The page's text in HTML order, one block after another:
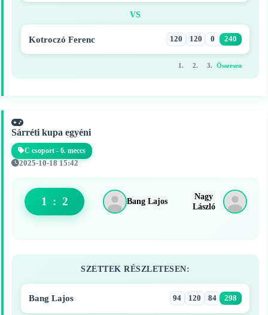
VS
Kotroczó Ferenc 120 120 0 240
1. 2. 3. Összesen
Sárréti kupa egyéni
C csoport - 6. meccs
2025-10-18 15:42
Bang Lajos
1 : 2
Nagy
László
SZETTEK RÉSZLETESEN:
Bang Lajos 94 120 84 298